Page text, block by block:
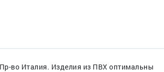
Пр-во Италия. Изделия из ПВХ оптимальны